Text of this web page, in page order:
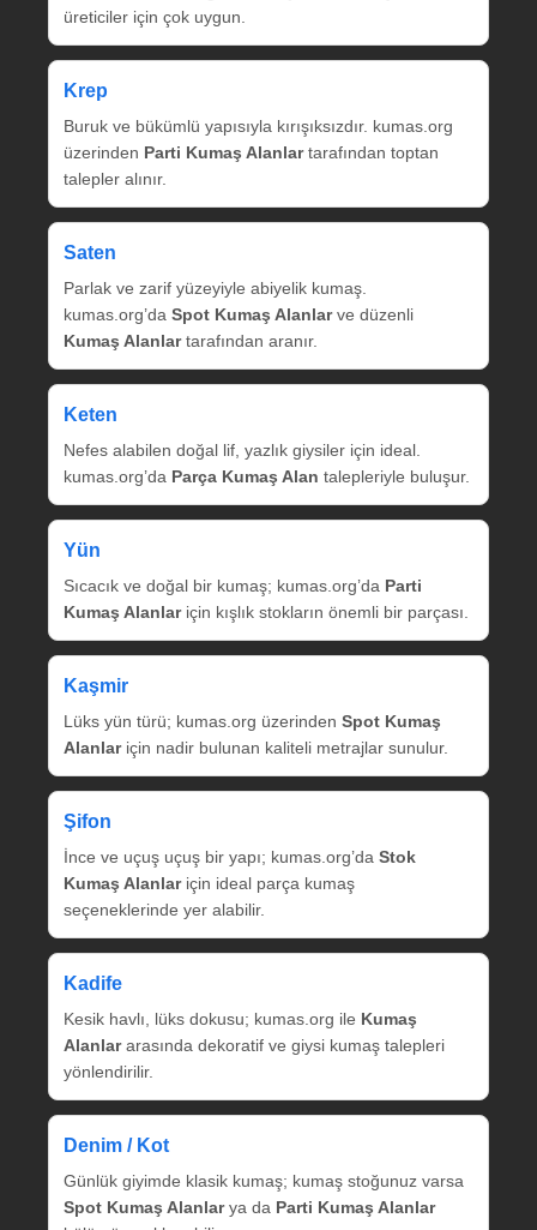
üreticiler için çok uygun.
Krep
Buruk ve bükümlü yapısıyla kırışıksızdır. kumas.org
üzerinden Parti Kumaş Alanlartarafından toptan
talepler alınır.
Saten
Parlak ve zarif yüzeyiyle abiyelik kumaş.
kumas.org’da Spot Kumaş Alanlarve düzenli
Kumaş Alanlartarafından aranır.
Keten
Nefes alabilen doğal lif, yazlık giysiler için ideal.
kumas.org’da Parça Kumaş Alan talepleriyle buluşur.
Yün
Sıcacık ve doğal bir kumaş; kumas.org’da Parti
Kumaş Alanlariçin kışlık stokların önemli bir parçası.
Kaşmir
Lüks yün türü; kumas.org üzerinden Spot Kumaş
Alanlariçin nadir bulunan kaliteli metrajlar sunulur.
Şifon
İnce ve uçuş uçuş bir yapı; kumas.org’da Stok
Kumaş Alanlariçin ideal parça kumaş
seçeneklerinde yer alabilir.
Kadife
Kesik havlı, lüks dokusu; kumas.org ile Kumaş
Alanlararasında dekoratif ve giysi kumaş talepleri
yönlendirilir.
Denim / Kot
Günlük giyimde klasik kumaş; kumaş stoğunuz varsa
Spot Kumaş Alanlarya da Parti Kumaş Alanlar